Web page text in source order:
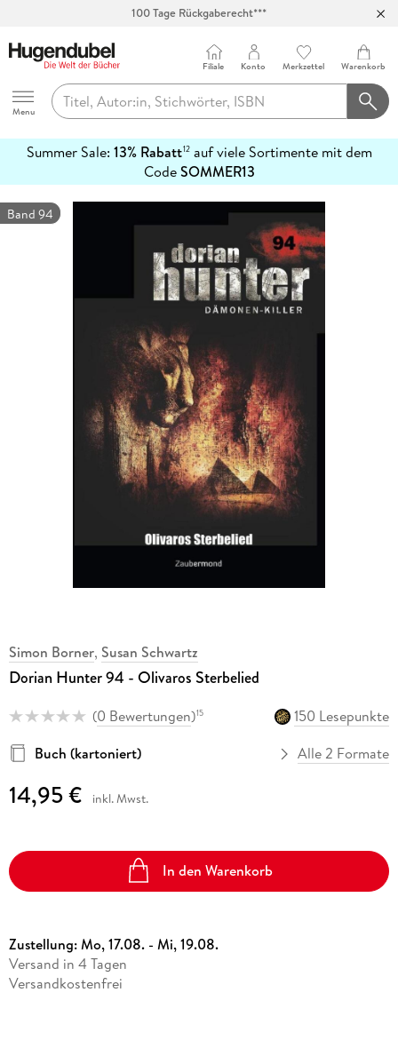
100 Tage Rückgaberecht***
Hugendubel
Menu
Filiale Konto Merkzettel Warenkorb
Summer Sale: 13% Rabatt12auf viele Sortimente mit dem
CodeSOMMER13
erfahren
Band 94
Simon Borner, Susan Schwartz
Dorian Hunter 94 - Olivaros Sterbelied
(0 Bewertungen)15
150 Lesepunkte
Buch (kartoniert)
Alle 2 Formate
14,95 € inkl. Mwst.
In den Warenkorb
Zustellung:Mo, 17.08. - Mi, 19.08.
Versand in 4 Tagen
Versandkostenfrei